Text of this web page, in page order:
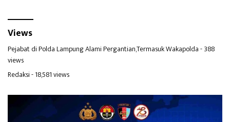
Views
Pejabat di Polda Lampung Alami Pergantian,Termasuk Wakapolda- 388
views
Redaksi- 18,581 views